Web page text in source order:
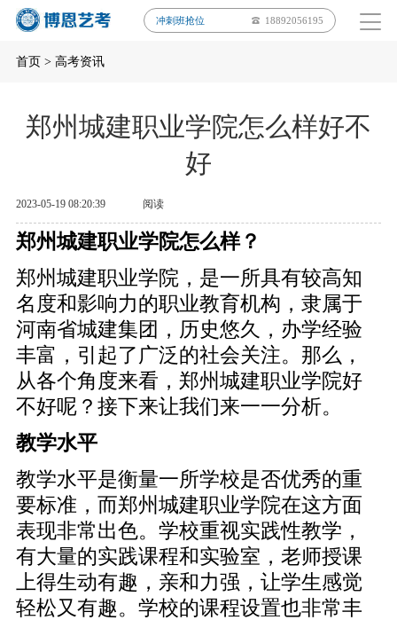
冲刺班抢位 18892056195
首页> 高考资讯
郑州城建职业学院怎么样好不
好
2023-05-19 08:20:39 阅读
郑州城建职业学院怎么样？
郑州城建职业学院，是一所具有较高知
名度和影响力的职业教育机构，隶属于
河南省城建集团，历史悠久，办学经验
丰富，引起了广泛的社会关注。那么，
从各个角度来看，郑州城建职业学院好
不好呢？接下来让我们来一一分析。
教学水平
教学水平是衡量一所学校是否优秀的重
要标准，而郑州城建职业学院在这方面
表现非常出色。学校重视实践性教学，
有大量的实践课程和实验室，老师授课
上得生动有趣，亲和力强，让学生感觉
轻松又有趣。学校的课程设置也非常丰